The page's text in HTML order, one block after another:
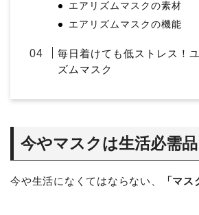
エアリズムマスクの素材
エアリズムマスクの機能
毎日着けても低ストレス！
ズムマスク
今やマスクは生活必需品
今や生活になくてはならない、 「マス